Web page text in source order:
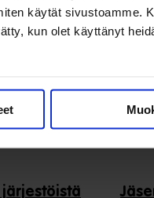
käytät sivustoamme.
kun olet käyttänyt